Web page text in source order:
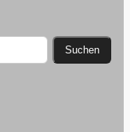
Suchen